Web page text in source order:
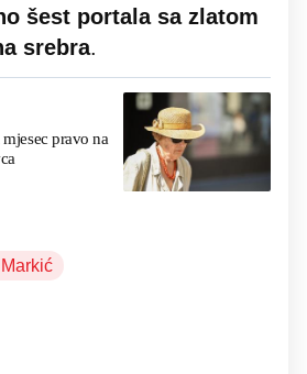
šest portala sa zlatom
srebra.
pravo na